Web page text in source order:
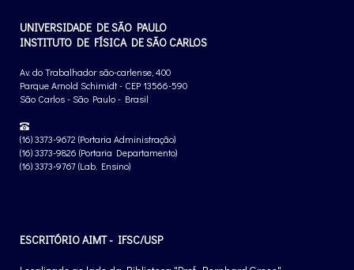
UNIVERSIDADE DE SÃO PAULO
INSTITUTO DE FÍSICA DE SÃO CARLOS
Av. do Trabalhador são-carlense, 400
Parque Arnold Schimidt - CEP 13566-590
São Carlos - São Paulo - Brasil
(16) 3373-9672 (Portaria Administração)
(16) 3373-9826 (Portaria Departamento)
(16) 3373-9767 (Lab. Ensino)
ESCRITÓRIO AIMT - IFSC/USP